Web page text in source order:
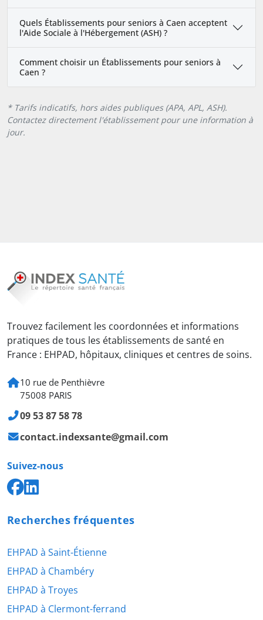
Quels Établissements pour seniors à Caen acceptent
l'Aide Sociale à l'Hébergement (ASH) ?
Comment choisir un Établissements pour seniors à
Caen ?
* Tarifs indicatifs, hors aides publiques (APA, APL, ASH).
Contactez directement l'établissement pour une information à
jour.
Trouvez facilement les coordonnées et informations
pratiques de tous les établissements de santé en
France : EHPAD, hôpitaux, cliniques et centres de soins.
10 rue de Penthièvre
75008 PARIS
09 53 87 58 78
contact.indexsante@gmail.com
Suivez-nous
Recherches fréquentes
EHPAD à Saint-Étienne
EHPAD à Chambéry
EHPAD à Troyes
EHPAD à Clermont-ferrand